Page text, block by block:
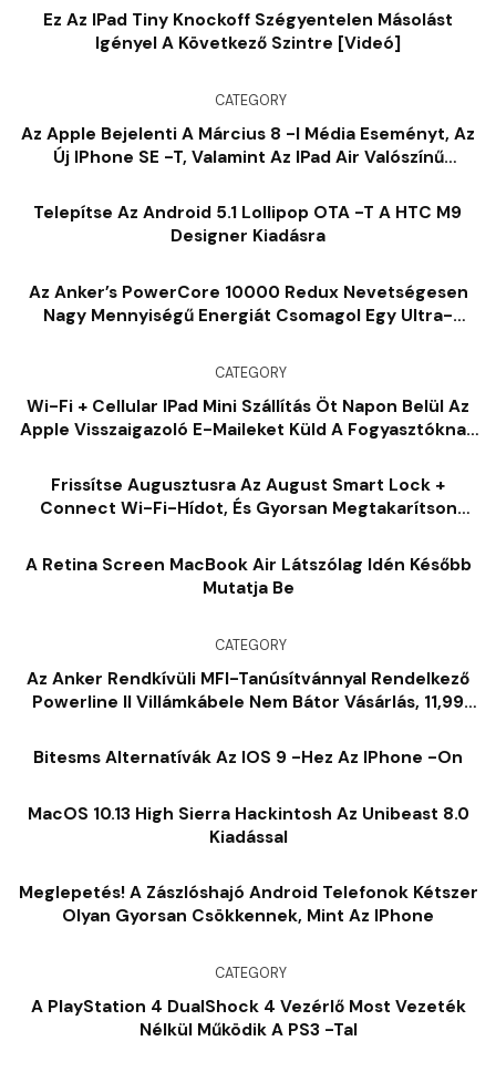
Ez Az IPad Tiny Knockoff Szégyentelen Másolást
Igényel A Következő Szintre [videó]
CATEGORY
Az Apple Bejelenti A Március 8 -i Média Eseményt, Az
Új IPhone SE -t, Valamint Az IPad Air Valószínű
Telepítse Az Android 5.1 Lollipop OTA -t A HTC M9
Designer Kiadásra
Az Anker’s PowerCore 10000 Redux Nevetségesen
Nagy Mennyiségű Energiát Csomagol Egy Ultra-
CATEGORY
Wi-Fi + Cellular IPad Mini Szállítás Öt Napon Belül Az
Apple Visszaigazoló E-Maileket Küld A Fogyasztóknak
Frissítse Augusztusra Az August Smart Lock +
Connect Wi-Fi-Hídot, És Gyorsan Megtakarítson
A Retina Screen MacBook Air Látszólag Idén Később
Mutatja Be
CATEGORY
Az Anker Rendkívüli MFI-Tanúsítvánnyal Rendelkező
Powerline II Villámkábele Nem Bátor Vásárlás, 11,99
Bitesms Alternatívák Az IOS 9 -hez Az IPhone -on
MacOS 10.13 High Sierra Hackintosh Az Unibeast 8.0
Kiadással
Meglepetés! A Zászlóshajó Android Telefonok Kétszer
Olyan Gyorsan Csökkennek, Mint Az IPhone
CATEGORY
A PlayStation 4 DualShock 4 Vezérlő Most Vezeték
Nélkül Működik A PS3 -tal